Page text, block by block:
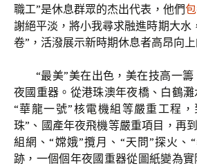
職工”是休息群眾的杰出代表，他們
謝絕平淡，將小我尋求融進時期大水
卷”，活潑展示新時期休息者高昂向
“最美”美在出色，美在技高一
夜國重器。從港珠澳年夜橋、白鶴灘
“華龍一號”核電機組等嚴重工程
珠”、國產年夜飛機等嚴重項目，再
組網、“嫦娥”攬月、“天問”探火、
跡，一個個年夜國重器從圖紙變為